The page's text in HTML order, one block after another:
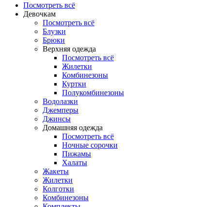
Посмотреть всё
Девочкам
Посмотреть всё
Блузки
Брюки
Верхняя одежда
Посмотреть всё
Жилетки
Комбинезоны
Куртки
Полукомбинезоны
Водолазки
Джемперы
Джинсы
Домашняя одежда
Посмотреть всё
Ночные сорочки
Пижамы
Халаты
Жакеты
Жилетки
Колготки
Комбинезоны